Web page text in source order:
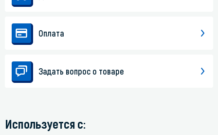
Оплата
Задать вопрос о товаре
Используется с: